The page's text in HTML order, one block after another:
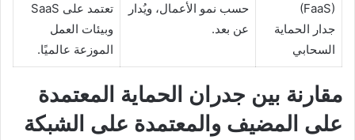
(FaaS)
جدار الحماية
السحابي
حسب نمو الأعمال، ويُدار
عن بعد.
تعتمد على SaaS
وبيئات العمل
الموزعة عالميًا.
مقارنة بين جدران الحماية المعتمدة
على المضيف والمعتمدة على الشبكة